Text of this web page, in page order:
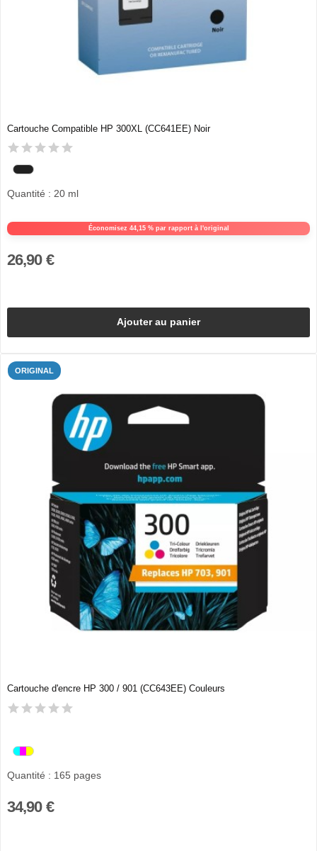
Cartouche Compatible HP 300XL (CC641EE) Noir
Économisez 44,15 % par rapport à l'original
Quantité : 20 ml
26,90 €
Ajouter au panier
ORIGINAL
Cartouche d'encre HP 300 / 901 (CC643EE) Couleurs
Quantité : 165 pages
34,90 €